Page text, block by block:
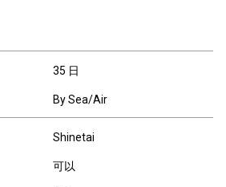
35 日
By Sea/Air
Shinetai
可以